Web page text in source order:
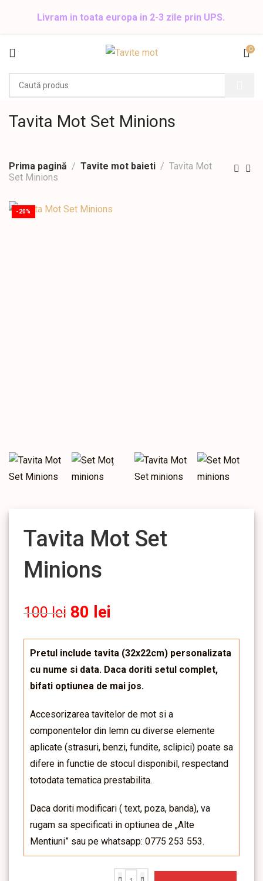
Livram in toata europa in 2-3 zile prin UPS.
0
Tavita Mot Set Minions
Prima pagină Tavite mot baieti
Tavita Mot
Set Minions
-20%
Tavita Mot Set
Minions
100lei 80 lei
Pretul include tavita (32x22cm) personalizata
cu nume si data. Daca doriti setul complet,
bifati optiunea de mai jos.
Accesorizarea tavitelor de mot si a
componentelor din lemn cu diverse elemente
aplicate (strasuri, benzi, fundite, sclipici) poate sa
difere in functie de stocul disponibil, respectand
totodata tematica prestabilita.
Daca doriti modificari ( text, poza, banda), va
rugam sa specificati in optiunea de „Alte
Mentiuni” sau pe whatsapp: 0775 253 553.